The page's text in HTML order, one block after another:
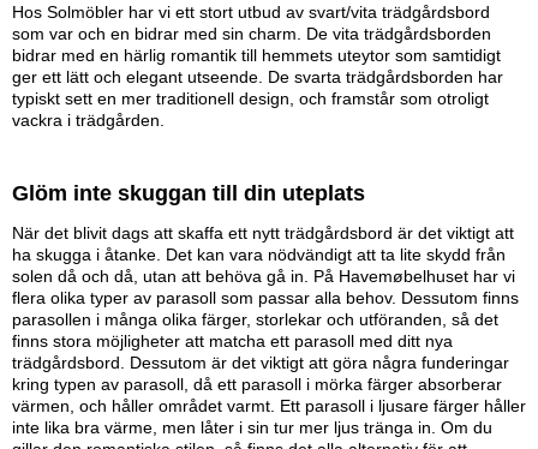
Hos Solmöbler har vi ett stort utbud av svart/vita trädgårdsbord
som var och en bidrar med sin charm. De vita trädgårdsborden
bidrar med en härlig romantik till hemmets uteytor som samtidigt
ger ett lätt och elegant utseende. De svarta trädgårdsborden har
typiskt sett en mer traditionell design, och framstår som otroligt
vackra i trädgården.
Glöm inte skuggan till din uteplats
När det blivit dags att skaffa ett nytt trädgårdsbord är det viktigt att
ha skugga i åtanke. Det kan vara nödvändigt att ta lite skydd från
solen då och då, utan att behöva gå in. På Havemøbelhuset har vi
flera olika typer av parasoll som passar alla behov. Dessutom finns
parasollen i många olika färger, storlekar och utföranden, så det
finns stora möjligheter att matcha ett parasoll med ditt nya
trädgårdsbord. Dessutom är det viktigt att göra några funderingar
kring typen av parasoll, då ett parasoll i mörka färger absorberar
värmen, och håller området varmt. Ett parasoll i ljusare färger håller
inte lika bra värme, men låter i sin tur mer ljus tränga in. Om du